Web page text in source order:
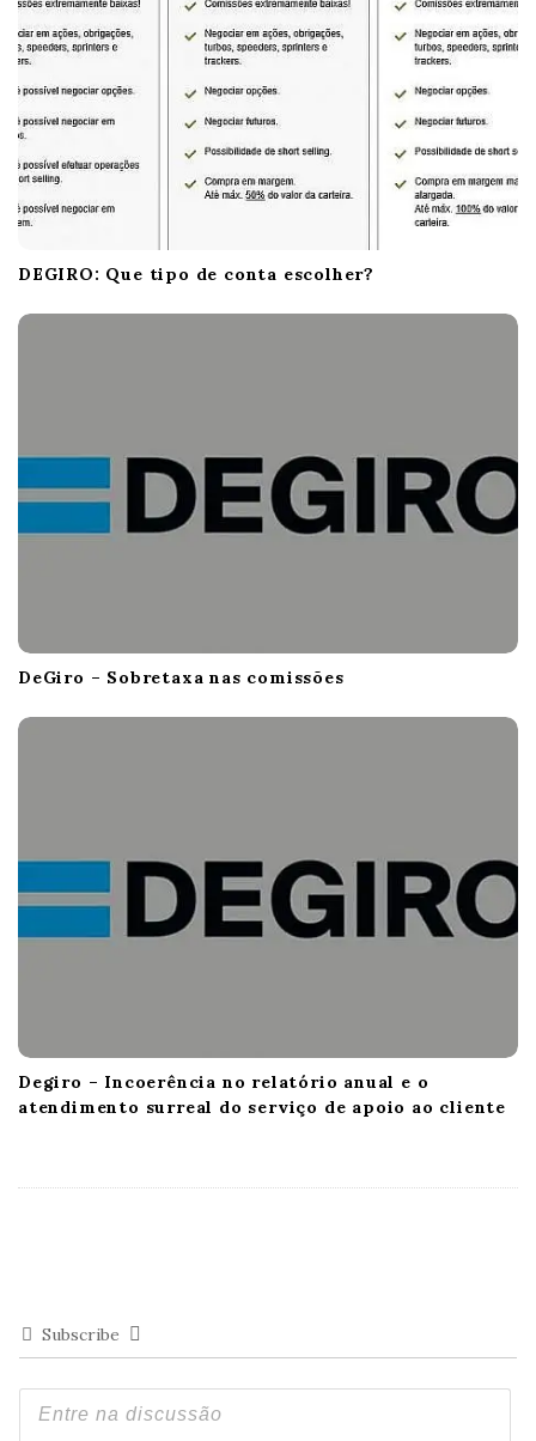
DEGIRO: Que tipo de conta escolher?
DeGiro – Sobretaxa nas comissões
Degiro – Incoerência no relatório anual e o
atendimento surreal do serviço de apoio ao cliente
Subscribe